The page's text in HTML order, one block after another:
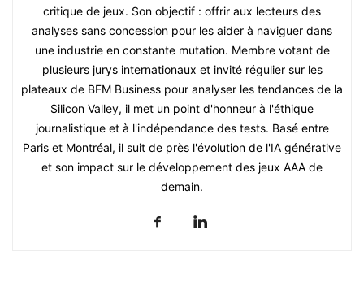
critique de jeux. Son objectif : offrir aux lecteurs des
analyses sans concession pour les aider à naviguer dans
une industrie en constante mutation. Membre votant de
plusieurs jurys internationaux et invité régulier sur les
plateaux de BFM Business pour analyser les tendances de la
Silicon Valley, il met un point d'honneur à l'éthique
journalistique et à l'indépendance des tests. Basé entre
Paris et Montréal, il suit de près l'évolution de l'IA générative
et son impact sur le développement des jeux AAA de
demain.